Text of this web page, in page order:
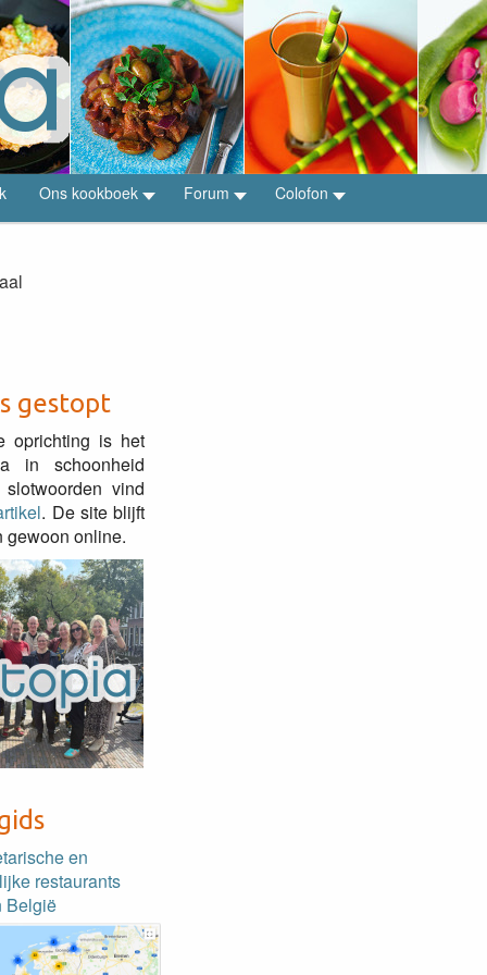
Ons kookboek Forum Colofon
gestopt
oprichting is het
in schoonheid
vind
. De site blijft
gewoon online.
en
restaurants
België